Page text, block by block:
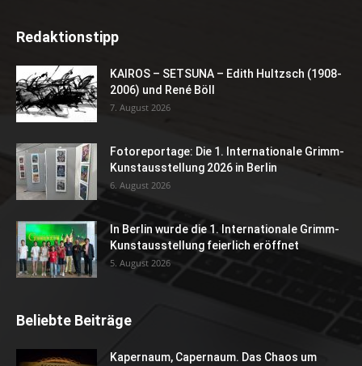
Redaktionstipp
KAIROS – SETSUNA – Edith Hultzsch (1908-
2006) und René Böll
7. August 2026
Fotoreportage: Die 1. Internationale Grimm-
Kunstausstellung 2026 in Berlin
6. August 2026
In Berlin wurde die 1. Internationale Grimm-
Kunstausstellung feierlich eröffnet
5. August 2026
Beliebte Beiträge
Kapernaum, Capernaum. Das Chaos um